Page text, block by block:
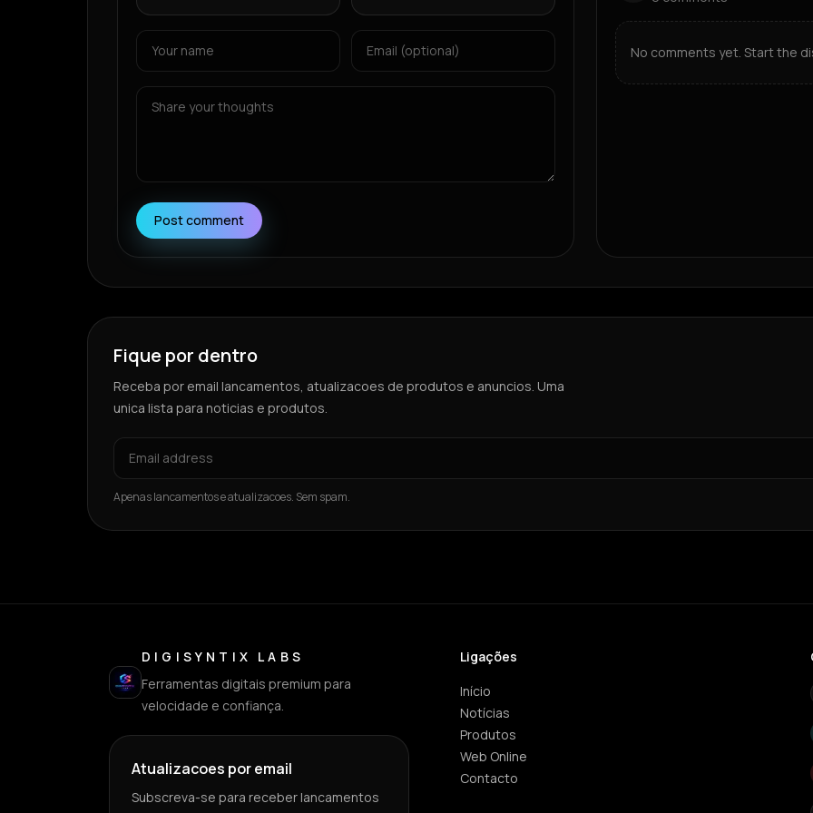
Post comment
No comments yet. Start the
Fique por dentro
Receba por email lancamentos, atualizacoes de produtos e anuncios. Uma
unica lista para noticias e produtos.
Apenas lancamentos e atualizacoes. Sem spam.
DIGISYNTIX LABS
Ferramentas digitais premium para
velocidade e confiança.
Atualizacoes por email
Subscreva-se para receber lancamentos
Ligações
Início
Notícias
Produtos
Web Online
Contacto